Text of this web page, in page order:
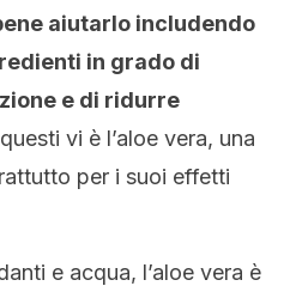
aiutarlo includendo
in grado di
e di ridurre
vi è l’aloe vera, una
per i suoi effetti
e acqua, l’aloe vera è